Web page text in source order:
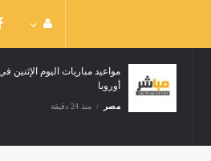
مواعيد مباريات اليوم الإثنين
أوروبا
مصر منذ 24 دقيقة